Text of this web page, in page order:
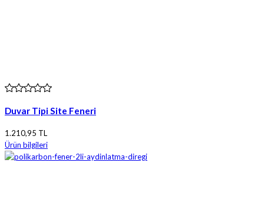
Duvar Tipi Site Feneri
1.210,95 TL
Ürün bilgileri